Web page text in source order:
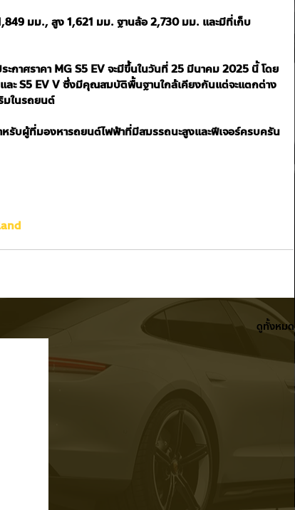
มม., สูง 1,621 มม. ฐานล้อ 2,730 มม. และมีที่เก็บ
กาศราคา MG S5 EV จะมีขึ้นในวันที่ 25 มีนาคม 2025 นี้ โดย
และ S5 EV V ซึ่งมีคุณสมบัติพื้นฐานใกล้เคียงกันแต่จะแตกต่าง
ในรถยนต์
หรับผู้ที่มองหารถยนต์ไฟฟ้าที่มีสมรรถนะสูงและฟีเจอร์ครบครัน
ดูทั้งหมด